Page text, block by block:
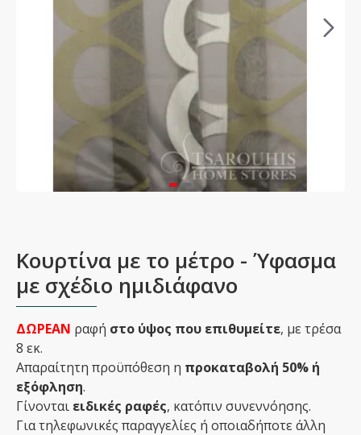
Κουρτίνα με το μέτρο - Ύφασμα
με σχέδιο ημιδιάφανο
ΔΩΡΕΑΝ ραφή στο ύψος που επιθυμείτε, με τρέσα
8 εκ.
Απαραίτητη προϋπόθεση η προκαταβολή 50% ή
εξόφληση.
Γίνονται ειδικές ραφές, κατόπιν συνεννόησης.
Για τηλεφωνικές παραγγελίες ή οποιαδήποτε άλλη